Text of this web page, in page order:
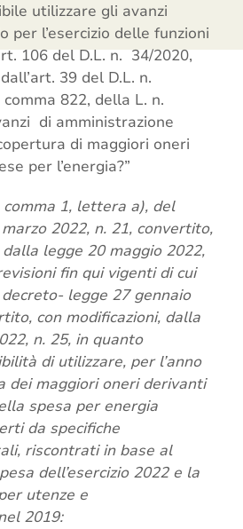
utilizzare gli avanzi
per l’esercizio delle funzioni
106 del D.L. n. 34/2020,
39 del D.L. n.
822, della L. n.
di amministrazione
di maggiori oneri
per l’energia?”
comma 1, lettera a), del
2022, n. 21, convertito,
legge 20 maggio 2022,
fin qui vigenti di cui
legge 27 gennaio
con modificazioni, dalla
n. 25, in quanto
di utilizzare, per l’anno
dei maggiori oneri derivanti
spesa per energia
da specifiche
riscontrati in base al
dell’esercizio 2022 e la
utenze e
2019: